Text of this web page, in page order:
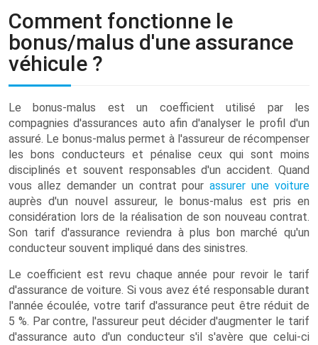
Comment fonctionne le
bonus/malus d'une assurance
véhicule ?
Le bonus-malus est un coefficient utilisé par les
compagnies d'assurances auto afin d'analyser le profil d'un
assuré. Le bonus-malus permet à l'assureur de récompenser
les bons conducteurs et pénalise ceux qui sont moins
disciplinés et souvent responsables d'un accident. Quand
vous allez demander un contrat pourassurer une voiture
auprès d'un nouvel assureur, le bonus-malus est pris en
considération lors de la réalisation de son nouveau contrat.
Son tarif d'assurance reviendra à plus bon marché qu'un
conducteur souvent impliqué dans des sinistres.
Le coefficient est revu chaque année pour revoir le tarif
d'assurance de voiture. Si vous avez été responsable durant
l'année écoulée, votre tarif d'assurance peut être réduit de
5 %. Par contre, l'assureur peut décider d'augmenter le tarif
d'assurance auto d'un conducteur s'il s'avère que celui-ci